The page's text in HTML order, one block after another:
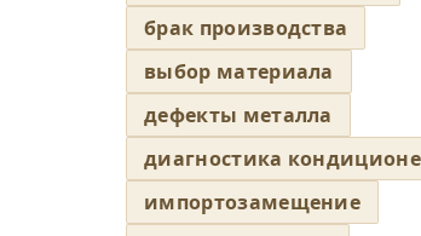
брак производства
выбор материала
дефекты металла
диагностика
импортозамещение